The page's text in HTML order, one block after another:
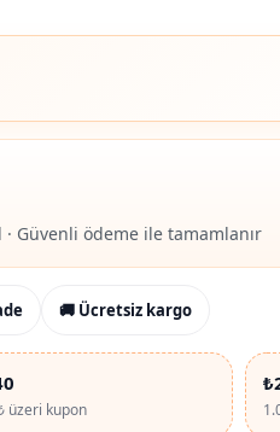
· Güvenli ödeme ile tamamlanır
🚚 Ücretsiz kargo
üzeri kupon